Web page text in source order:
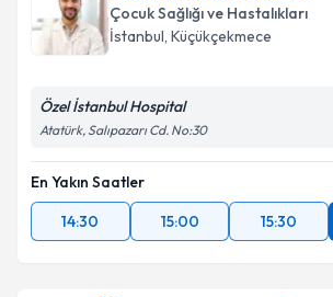
Çocuk Sağlığı ve Hastalıkları
İstanbul, Küçükçekmece
Özel İstanbul Hospital
Atatürk, Salıpazarı Cd. No:30
En Yakın Saatler
14:30
15:00 15:30